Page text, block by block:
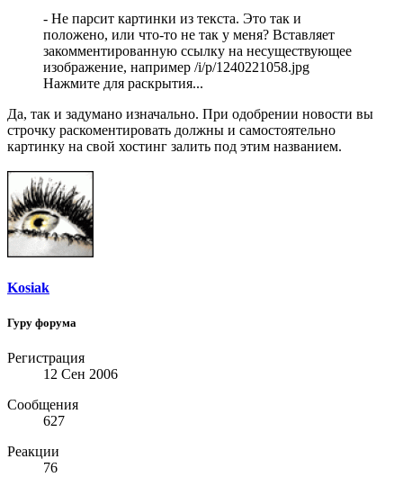
- Не парсит картинки из текста. Это так и
положено, или что-то не так у меня? Вставляет
закомментированную ссылку на несуществующее
изображение, например /i/p/1240221058.jpg
Нажмите для раскрытия...
Да, так и задумано изначально. При одобрении новости вы
строчку раскоментировать должны и самостоятельно
картинку на свой хостинг залить под этим названием.
Kosiak
Гуру форума
Регистрация
12 Сен 2006
Сообщения
627
Реакции
76